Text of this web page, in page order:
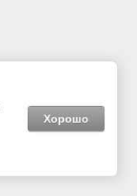
Хорошо